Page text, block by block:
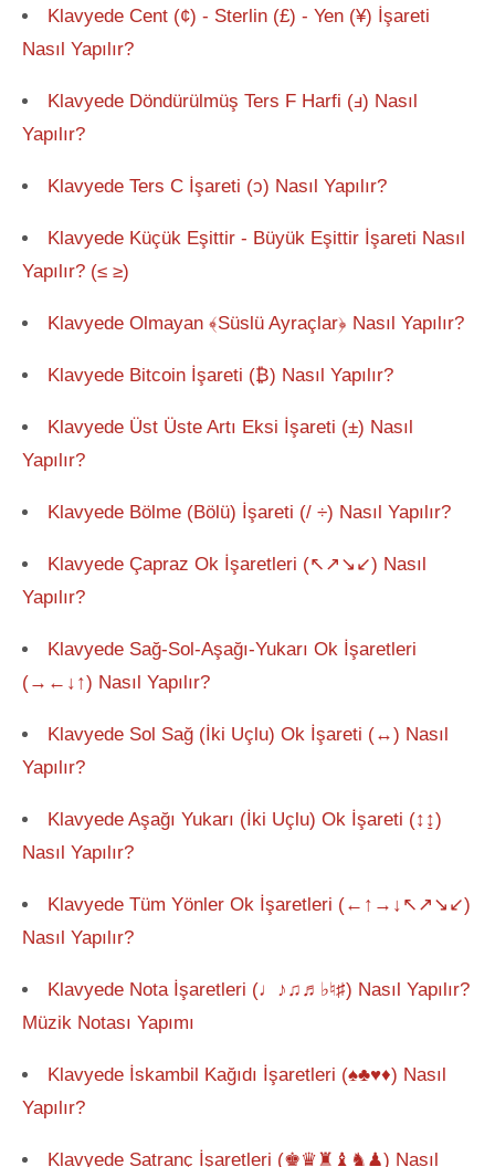
Klavyede Cent (¢) - Sterlin (£) - Yen (¥) İşareti
Nasıl Yapılır?
Klavyede Döndürülmüş Ters F Harfi (ⅎ) Nasıl
Yapılır?
Klavyede Ters C İşareti (ↄ) Nasıl Yapılır?
Klavyede Küçük Eşittir - Büyük Eşittir İşareti Nasıl
Yapılır? (≤ ≥)
Klavyede Olmayan ﴾Süslü Ayraçlar﴿ Nasıl Yapılır?
Klavyede Bitcoin İşareti (₿) Nasıl Yapılır?
Klavyede Üst Üste Artı Eksi İşareti (±) Nasıl
Yapılır?
Klavyede Bölme (Bölü) İşareti (/ ÷) Nasıl Yapılır?
Klavyede Çapraz Ok İşaretleri (↖↗↘↙) Nasıl
Yapılır?
Klavyede Sağ-Sol-Aşağı-Yukarı Ok İşaretleri
(→←↓↑) Nasıl Yapılır?
Klavyede Sol Sağ (İki Uçlu) Ok İşareti (↔) Nasıl
Yapılır?
Klavyede Aşağı Yukarı (İki Uçlu) Ok İşareti (↕↨)
Nasıl Yapılır?
Klavyede Tüm Yönler Ok İşaretleri (←↑→↓↖↗↘↙)
Nasıl Yapılır?
Klavyede Nota İşaretleri (♩♪♫♬♭♮♯) Nasıl Yapılır?
Müzik Notası Yapımı
Klavyede İskambil Kağıdı İşaretleri (♠♣♥♦) Nasıl
Yapılır?
Klavyede Satranç İşaretleri (♚♛♜♝♞♟) Nasıl